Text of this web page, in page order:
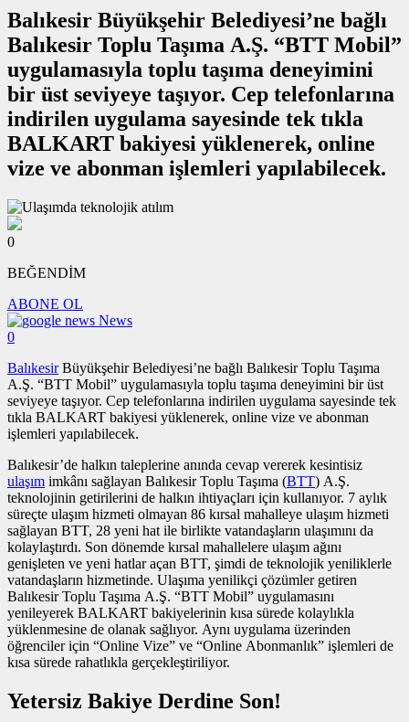
Balıkesir Büyükşehir Belediyesi’ne bağlı
Balıkesir Toplu Taşıma A.Ş. “BTT Mobil”
uygulamasıyla toplu taşıma deneyimini
bir üst seviyeye taşıyor. Cep telefonlarına
indirilen uygulama sayesinde tek tıkla
BALKART bakiyesi yüklenerek, online
vize ve abonman işlemleri yapılabilecek.
0
BEĞENDİM
ABONE OL
News
0
BalıkesirBüyükşehir Belediyesi’ne bağlı Balıkesir Toplu Taşıma
A.Ş. “BTT Mobil” uygulamasıyla toplu taşıma deneyimini bir üst
seviyeye taşıyor. Cep telefonlarına indirilen uygulama sayesinde tek
tıkla BALKART bakiyesi yüklenerek, online vize ve abonman
işlemleri yapılabilecek.
Balıkesir’de halkın taleplerine anında cevap vererek kesintisiz
ulaşım imkânı sağlayan Balıkesir Toplu Taşıma (BTT) A.Ş.
teknolojinin getirilerini de halkın ihtiyaçları için kullanıyor. 7 aylık
süreçte ulaşım hizmeti olmayan 86 kırsal mahalleye ulaşım hizmeti
sağlayan BTT, 28 yeni hat ile birlikte vatandaşların ulaşımını da
kolaylaştırdı. Son dönemde kırsal mahallelere ulaşım ağını
genişleten ve yeni hatlar açan BTT, şimdi de teknolojik yeniliklerle
vatandaşların hizmetinde. Ulaşıma yenilikçi çözümler getiren
Balıkesir Toplu Taşıma A.Ş. “BTT Mobil” uygulamasını
yenileyerek BALKART bakiyelerinin kısa sürede kolaylıkla
yüklenmesine de olanak sağlıyor. Aynı uygulama üzerinden
öğrenciler için “Online Vize” ve “Online Abonmanlık” işlemleri de
kısa sürede rahatlıkla gerçekleştiriliyor.
Yetersiz Bakiye Derdine Son!